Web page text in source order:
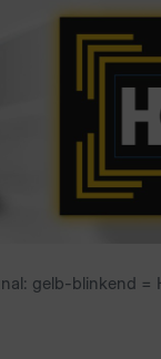
gelb-blinkend =